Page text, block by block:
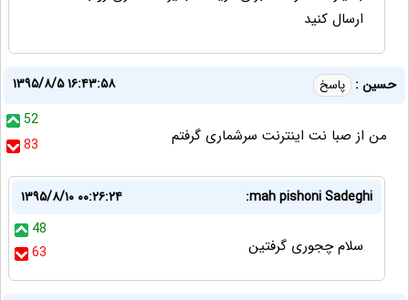
ارسال کنید
حسین : پاسخ
۱۳۹۵/۸/۵ ۱۶:۴۳:۵۸
52
83
من از صبا نت اینترنت سرشماری گرفتم
mah pishoni Sadeghi:
۱۳۹۵/۸/۱۰ ۰۰:۲۶:۲۴
48
63
سلام چجوری گرفتین